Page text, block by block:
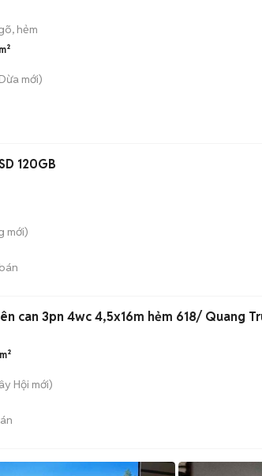
hẻm
mới)
120GB
mới)
can 3pn 4wc 4,5x16m hẻm 618/ Quang
Hội mới)